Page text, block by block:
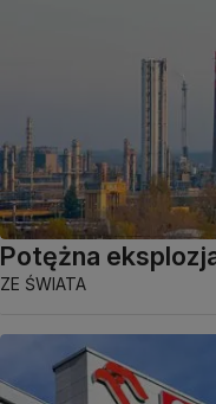
Potężna
ZE ŚWIATA